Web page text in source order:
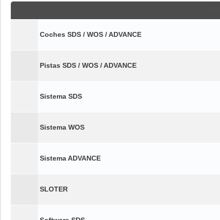
Coches SDS / WOS / ADVANCE
Pistas SDS / WOS / ADVANCE
Sistema SDS
Sistema WOS
Sistema ADVANCE
SLOTER